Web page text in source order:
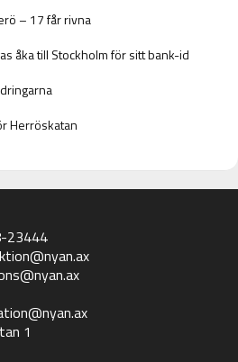
– 17 får rivna
åka till Stockholm för sitt bank-id
Herröskatan
23444
1